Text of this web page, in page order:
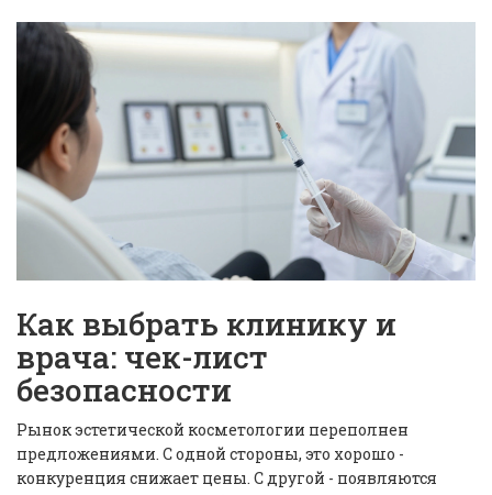
Как выбрать клинику и
врача: чек-лист
безопасности
Рынок эстетической косметологии переполнен
предложениями. С одной стороны, это хорошо -
конкуренция снижает цены. С другой - появляются